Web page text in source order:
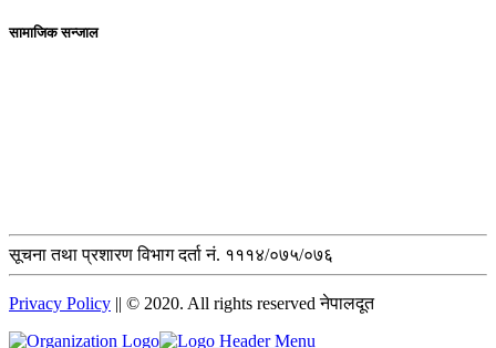
सामाजिक सन्जाल
सूचना तथा प्रशारण विभाग दर्ता नं. १११४/०७५/०७६
Privacy Policy || © 2020. All rights reserved नेपालदूत